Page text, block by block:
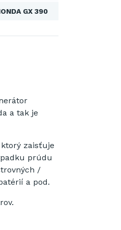
GX 390
a tak je
ktorý zaisťuje
prúdu
/
a pod.
.